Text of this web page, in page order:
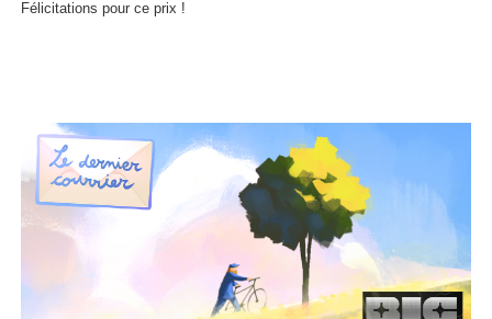
Félicitations pour ce prix !